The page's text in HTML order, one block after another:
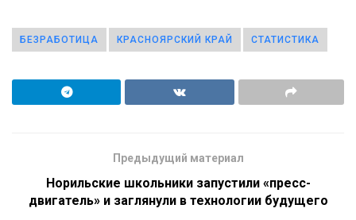
БЕЗРАБОТИЦА КРАСНОЯРСКИЙ КРАЙ СТАТИСТИКА
Предыдущий материал
Норильские школьники запустили «пресс-
двигатель» и заглянули в технологии будущего